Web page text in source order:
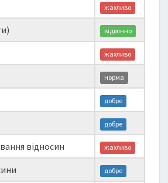
жахливо
відмінно
жахливо
норма
добре
добре
відносин жахливо
добре